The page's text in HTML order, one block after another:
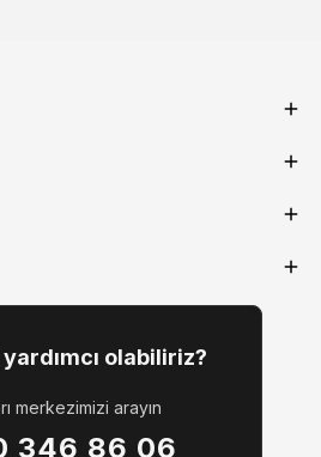
yardımcı olabiliriz?
merkezimizi arayın
346 86 06